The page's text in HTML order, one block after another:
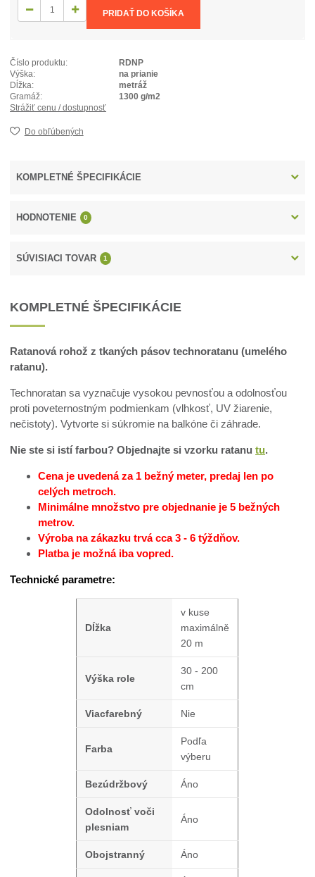
PRIDAŤ DO KOŠÍKA
Číslo produktu:
RDNP
Výška:
na prianie
Dĺžka:
metráž
Gramáž:
1300 g/m2
Strážiť cenu / dostupnosť
Do obľúbených
KOMPLETNÉ ŠPECIFIKÁCIE
HODNOTENIE 0
SÚVISIACI TOVAR 1
KOMPLETNÉ ŠPECIFIKÁCIE
Ratanová rohož z tkaných pásov technoratanu (umelého
ratanu).
Technoratan sa vyznačuje vysokou pevnosťou a odolnosťou
proti poveternostným podmienkam (vlhkosť, UV žiarenie,
nečistoty). Vytvorte si súkromie na balkóne či záhrade.
Nie ste si istí farbou? Objednajte si vzorku ratanutu.
Cena je uvedená za 1 bežný meter, predaj len po
celých metroch.
Minimálne množstvo pre objednanie je 5 bežných
metrov.
Výroba na zákazku trvá cca 3 - 6 týždňov.
Platba je možná iba vopred.
Technické parametre:
Dĺžka
v kuse
maximálně
20 m
Výška role
30 - 200
cm
Viacfarebný Nie
Farba
Podľa
výberu
Bezúdržbový Áno
Odolnosť voči
plesniam
Áno
Obojstranný Áno